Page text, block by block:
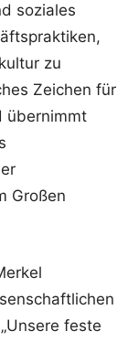
soziales
zu
Zeichen für
übernimmt
Großen
feste